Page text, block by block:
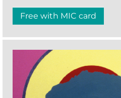
Free with MIC card